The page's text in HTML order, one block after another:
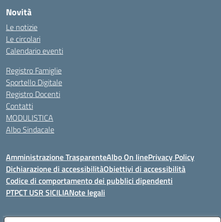
Novità
Le notizie
Le circolari
Calendario eventi
Registro Famiglie
Sportello Digitale
Registro Docenti
Contatti
MODULISTICA
Albo Sindacale
Amministrazione TrasparenteAlbo On linePrivacy Policy
Dichiarazione di accessibilitàObiettivi di accessibilità
Codice di comportamento dei pubblici dipendenti
PTPCT USR SICILIANote legali